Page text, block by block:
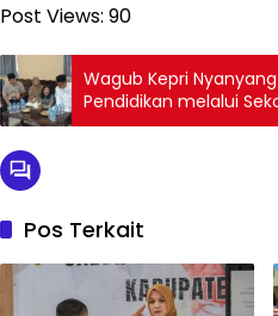
Post Views: 90
Wagub Kepri
Pendidikan melalui
Pos Terkait